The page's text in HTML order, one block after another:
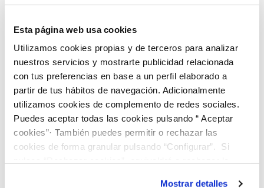
Esta página web usa cookies
Utilizamos cookies propias y de terceros para analizar
nuestros servicios y mostrarte publicidad relacionada
con tus preferencias en base a un perfil elaborado a
partir de tus hábitos de navegación. Adicionalmente
utilizamos cookies de complemento de redes sociales.
Puedes aceptar todas las cookies pulsando “ Aceptar
cookies”· También puedes permitir o rechazar las
cookies de forma granular pulsando “Configurar”. Si
Mostrar detalles
18 NOV 2022
reutilización como claves para la gestión
sostenible del agua